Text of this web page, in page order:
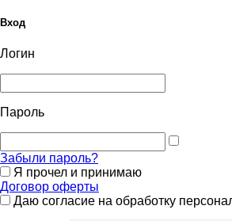
Вход
Логин
Пароль
Забыли пароль?
Я прочел и принимаю
Договор оферты
Даю согласие на обработку